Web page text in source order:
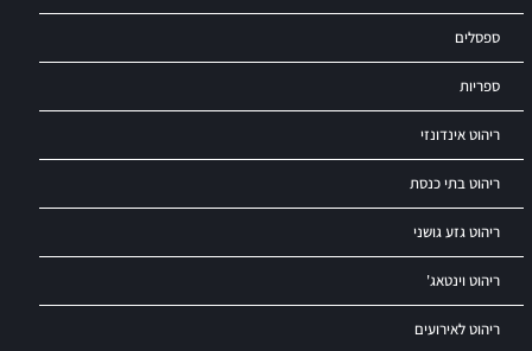
ספסלים
ספריות
ריהוט אינדונזי
ריהוט בתי כנסת
ריהוט גזע גושני
ריהוט וינטאג'
ריהוט לאירועים